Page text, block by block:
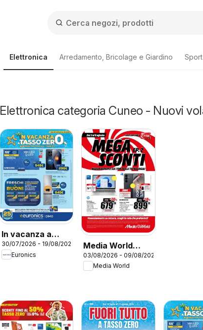
Elettronica Arredamento, Bricolage e Giardino
Elettronica categoria Cuneo - Nuovi
In vacanza a
tasso zero
30/07/2026 - 19/08/2026
Euronics
Media World
volantino
03/08/2026 - 09/08/2026
Media World